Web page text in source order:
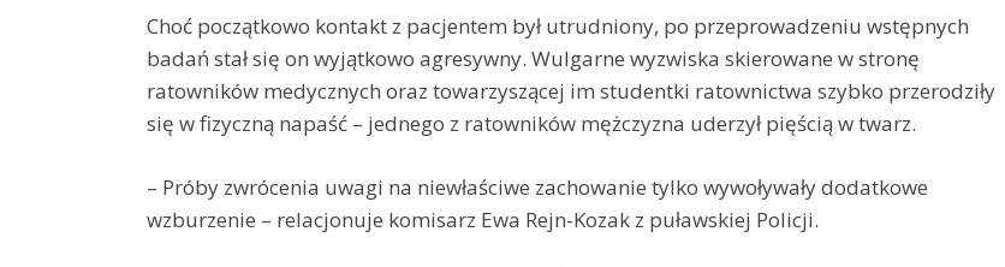
Choć początkowo kontakt z pacjentem był utrudniony, po przeprowadzeniu wstępnych
badań stał się on wyjątkowo agresywny. Wulgarne wyzwiska skierowane w stronę
ratowników medycznych oraz towarzyszącej im studentki ratownictwa szybko przerodziły
się w fizyczną napaść – jednego z ratowników mężczyzna uderzył pięścią w twarz.
– Próby zwrócenia uwagi na niewłaściwe zachowanie tylko wywoływały dodatkowe
wzburzenie – relacjonuje komisarz Ewa Rejn-Kozak z puławskiej Policji.